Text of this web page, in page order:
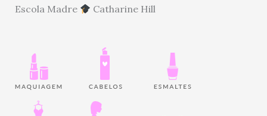
Escola Madre
Catharine Hill